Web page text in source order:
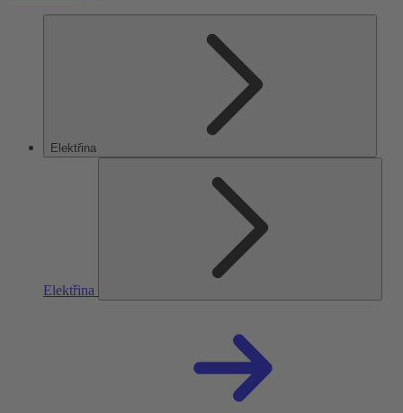
Elektřina
Elektřina